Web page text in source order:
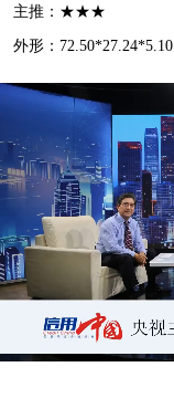
主推：★★★
外形：72.50*27.24*5.10